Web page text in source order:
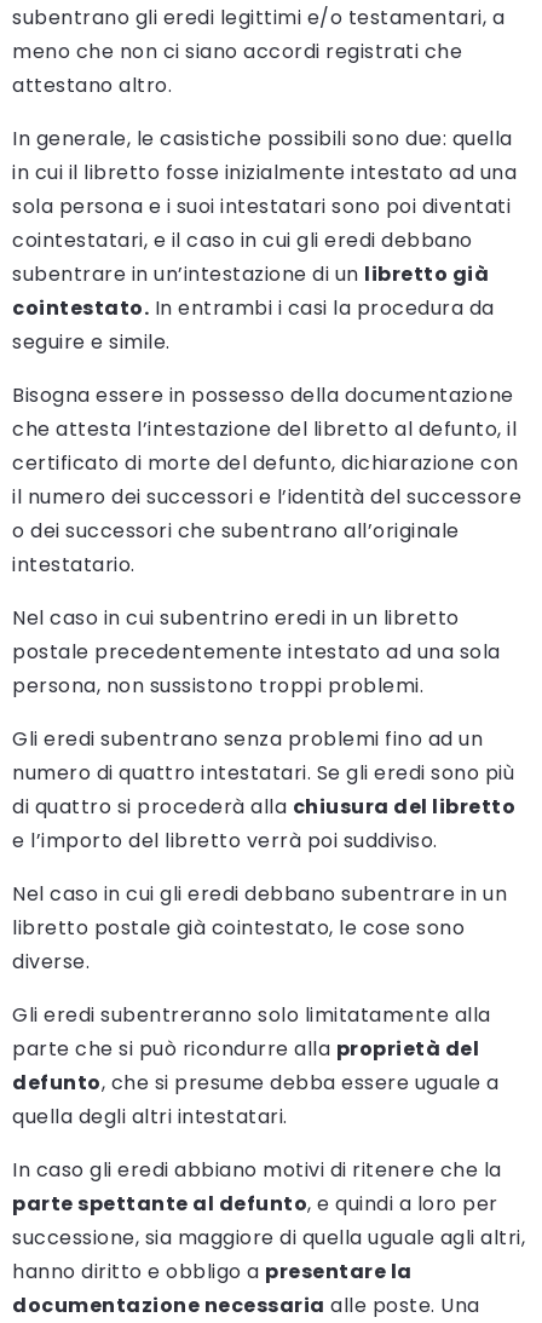
subentrano gli eredi legittimi e/o testamentari, a
meno che non ci siano accordi registrati che
attestano altro.
In generale, le casistiche possibili sono due: quella
in cui il libretto fosse inizialmente intestato ad una
sola persona e i suoi intestatari sono poi diventati
cointestatari, e il caso in cui gli eredi debbano
subentrare in un’intestazione di un libretto già
cointestato. In entrambi i casi la procedura da
seguire e simile.
Bisogna essere in possesso della documentazione
che attesta l’intestazione del libretto al defunto, il
certificato di morte del defunto, dichiarazione con
il numero dei successori e l’identità del successore
o dei successori che subentrano all’originale
intestatario.
Nel caso in cui subentrino eredi in un libretto
postale precedentemente intestato ad una sola
persona, non sussistono troppi problemi.
Gli eredi subentrano senza problemi fino ad un
numero di quattro intestatari. Se gli eredi sono più
di quattro si procederà alla chiusura del libretto
e l’importo del libretto verrà poi suddiviso.
Nel caso in cui gli eredi debbano subentrare in un
libretto postale già cointestato, le cose sono
diverse.
Gli eredi subentreranno solo limitatamente alla
parte che si può ricondurre alla proprietà del
defunto, che si presume debba essere uguale a
quella degli altri intestatari.
In caso gli eredi abbiano motivi di ritenere che la
parte spettante al defunto, e quindi a loro per
successione, sia maggiore di quella uguale agli altri,
hanno diritto e obbligo a presentare la
documentazione necessaria alle poste. Una